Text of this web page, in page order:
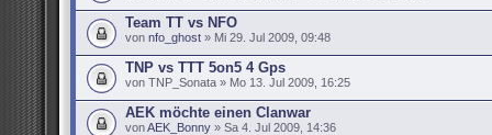
Team TT vs NFO
von nfo_ghost » Mi 29. Jul 2009, 09:48
TNP vs TTT 5on5 4 Gps
von TNP_Sonata » Mo 13. Jul 2009, 16:25
AEK möchte einen Clanwar
vonAEK_Bonny » Sa 4. Jul 2009, 14:36